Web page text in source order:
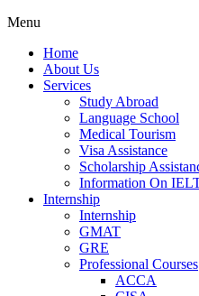
Menu
Home
About Us
Services
Study Abroad
Language School
Medical Tourism
Visa Assistance
Scholarship
Information On
Internship
Internship
GMAT
GRE
Professional Courses
ACCA